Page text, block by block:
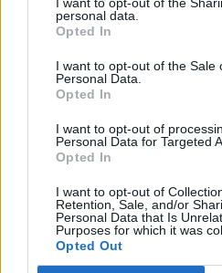
personal data.
Opted In
I want to opt-out of the Sale
Personal Data.
Opted In
I want to opt-out of
Personal Data for Targeted
Opted In
I want to opt-out of
Retention, Sale, and/or
Personal Data that Is
Purposes for which it was
Opted Out
commento esprime il pensiero dell'autore
di VareseNews.it, che rimane autonoma e
commenti non sono testi giornalistici, ma